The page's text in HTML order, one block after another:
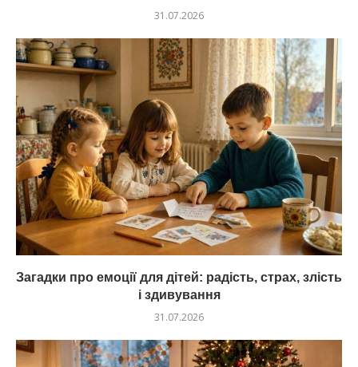
31.07.2026
Загадки про емоції для дітей: радість, страх, злість
і здивування
31.07.2026